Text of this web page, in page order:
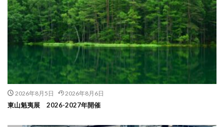
2026年8月5日 2026年8月6日
東山魁夷展 2026-2027年開催